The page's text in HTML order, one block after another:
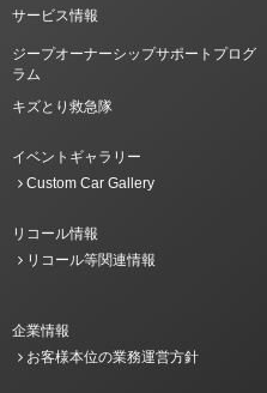
サービス情報
ジープオーナーシップサポートプログ
ラム
キズとり救急隊
イベントギャラリー
Custom Car Gallery
リコール情報
リコール等関連情報
企業情報
お客様本位の業務運営方針